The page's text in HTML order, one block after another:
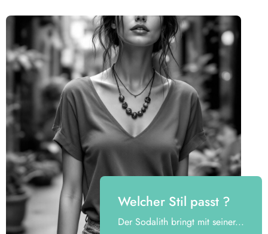
Business-Meetings &
Präsentationen
unterstreicht Kompetenz und Selbstbewusstsein
Kreative Projekte & Brainstormings
fördert klare Gedanken und Ausdruckskraft
Reisen & neue Begegnungen
bringt Gelassenheit und Offenheit
Meditation &
Achtsamkeitsübungen
Welcher Stil passt ?
Der Sodalith bringt mit seiner...